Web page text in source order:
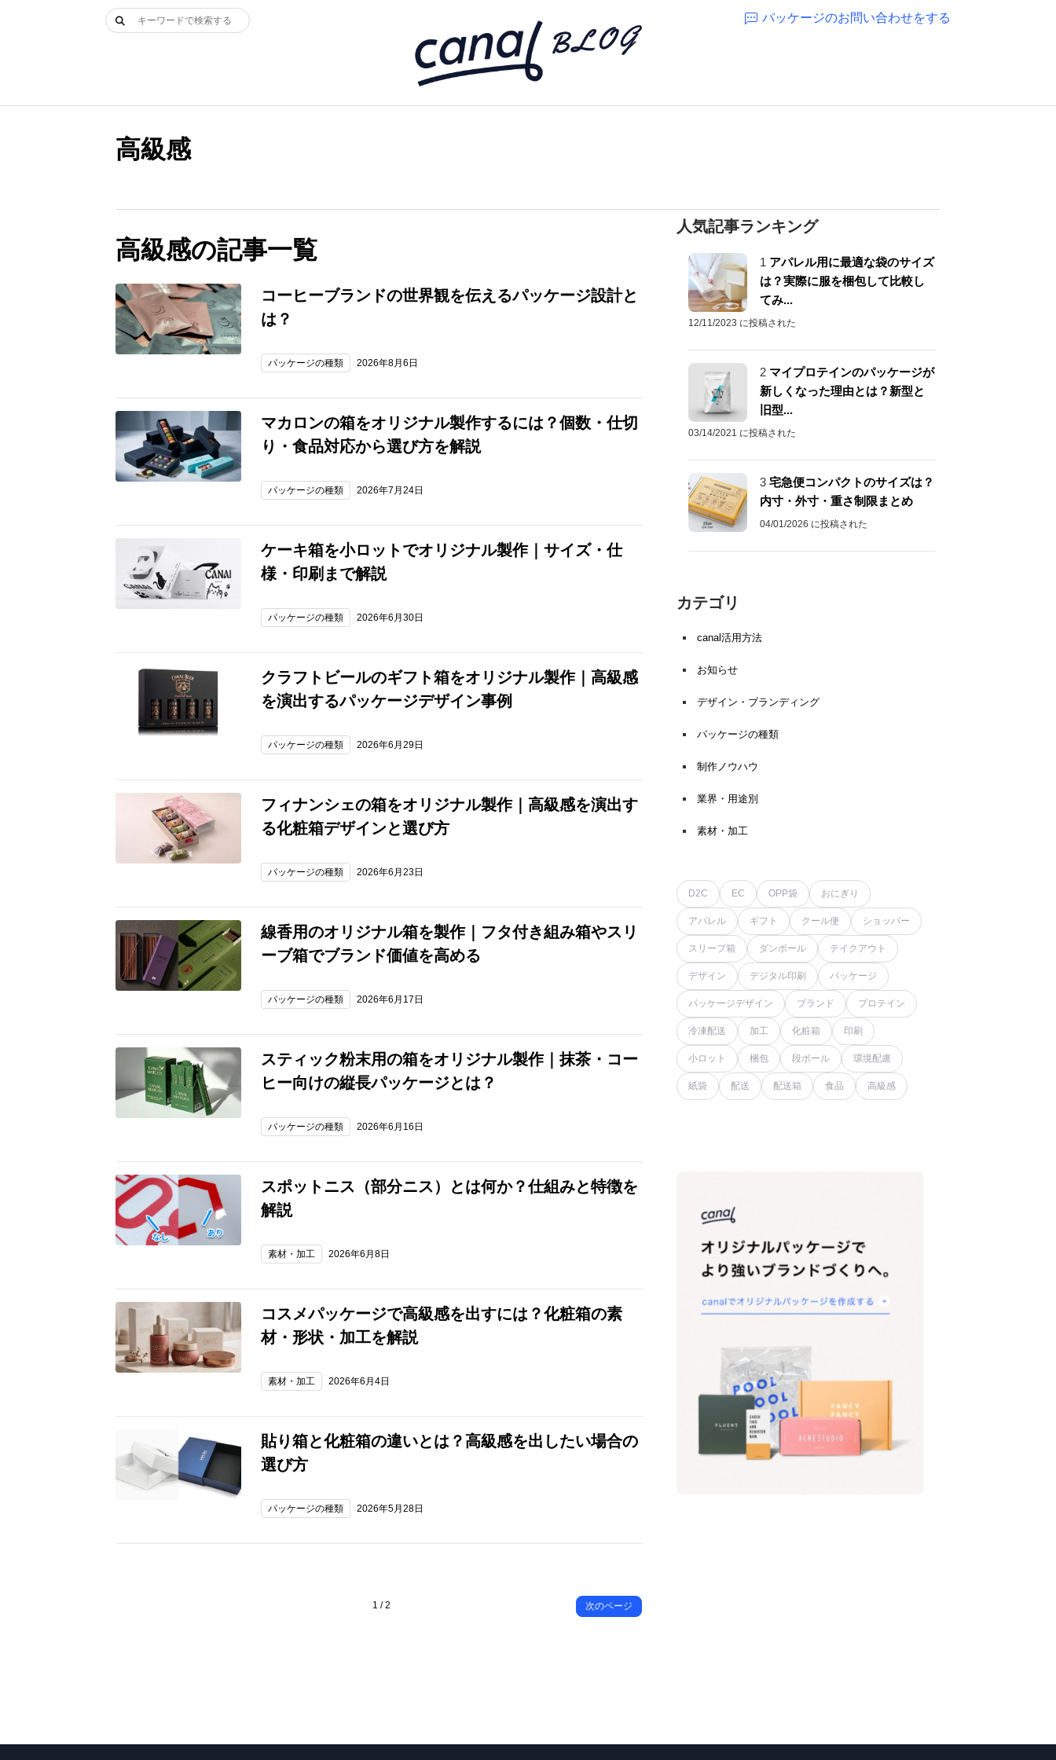
検
パッケージのお問い合わせをする
高級感
高級感の記事一覧
コーヒーブランドの世界観を伝えるパッケージ設計と
は？
パッケージの種類 2026年8月6日
マカロンの箱をオリジナル製作するには？個数・仕切
り・食品対応から選び方を解説
パッケージの種類 2026年7月24日
ケーキ箱を小ロットでオリジナル製作｜サイズ・仕
様・印刷まで解説
パッケージの種類 2026年6月30日
クラフトビールのギフト箱をオリジナル製作｜高級感
を演出するパッケージデザイン事例
パッケージの種類 2026年6月29日
フィナンシェの箱をオリジナル製作｜高級感を演出す
る化粧箱デザインと選び方
パッケージの種類 2026年6月23日
線香用のオリジナル箱を製作｜フタ付き組み箱やスリ
ーブ箱でブランド価値を高める
パッケージの種類 2026年6月17日
スティック粉末用の箱をオリジナル製作｜抹茶・コー
ヒー向けの縦長パッケージとは？
パッケージの種類 2026年6月16日
スポットニス（部分ニス）とは何か？仕組みと特徴を
解説
素材・加工 2026年6月8日
コスメパッケージで高級感を出すには？化粧箱の素
材・形状・加工を解説
素材・加工 2026年6月4日
貼り箱と化粧箱の違いとは？高級感を出したい場合の
選び方
パッケージの種類 2026年5月28日
1 / 2 次のページ
人気記事ランキング
1 アパレル用に最適な袋のサイズ
は？実際に服を梱包して比較し
てみ...
12/11/2023 に投稿された
2 マイプロテインのパッケージが
新しくなった理由とは？新型と
旧型...
03/14/2021 に投稿された
3 宅急便コンパクトのサイズは？
内寸・外寸・重さ制限まとめ
04/01/2026 に投稿された
カテゴリ
canal活用方法
お知らせ
デザイン・ブランディング
パッケージの種類
制作ノウハウ
業界・用途別
素材・加工
D2C EC OPP袋 おにぎり
アパレル ギフト クール便 ショッパー
スリーブ箱 ダンボール テイクアウト
デザイン デジタル印刷 パッケージ
パッケージデザイン ブランド プロテイン
冷凍配送 加工 化粧箱 印刷
小ロット 梱包 段ボール 環境配慮
紙袋 配送 配送箱 食品 高級感